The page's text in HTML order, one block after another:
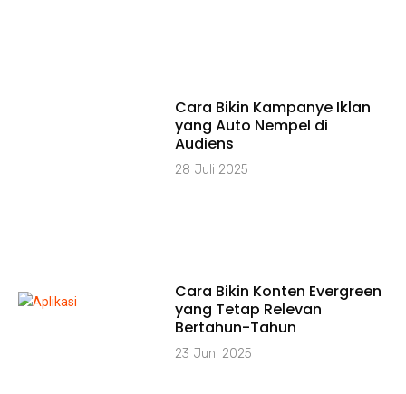
Cara Bikin Kampanye Iklan
yang Auto Nempel di
Audiens
28 Juli 2025
Cara Bikin Konten Evergreen
yang Tetap Relevan
Bertahun-Tahun
23 Juni 2025